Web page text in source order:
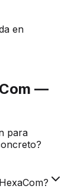
en
—
para